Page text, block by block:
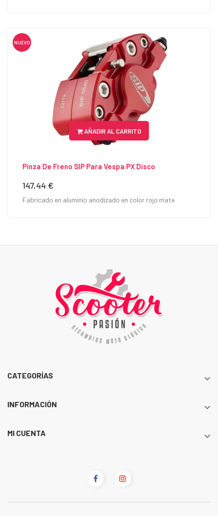
NUEVO
AÑADIR AL CARRITO
Pinza De Freno SIP Para Vespa PX Disco
Precio
147,44 €
Fabricado en aluminio anodizado en color rojo mate
CATEGORÍAS 
INFORMACIÓN 
MI CUENTA 